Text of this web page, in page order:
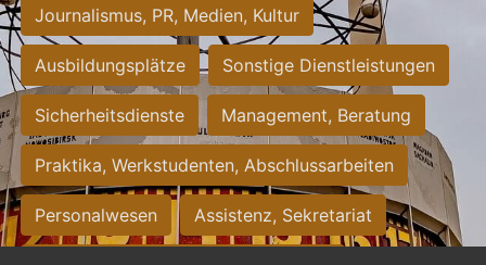
Journalismus, PR, Medien, Kultur
Ausbildungsplätze Sonstige Dienstleistungen
Sicherheitsdienste Management, Beratung
Praktika, Werkstudenten, Abschlussarbeiten
Personalwesen Assistenz, Sekretariat